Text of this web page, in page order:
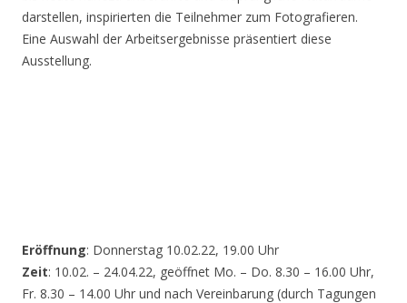
darstellen, inspirierten die Teilnehmer zum Fotografieren.
Eine Auswahl der Arbeitsergebnisse präsentiert diese
Ausstellung.
Eröffnung: Donnerstag 10.02.22, 19.00 Uhr
Zeit: 10.02. – 24.04.22, geöffnet Mo. – Do. 8.30 – 16.00 Uhr,
Fr. 8.30 – 14.00 Uhr und nach Vereinbarung (durch Tagungen